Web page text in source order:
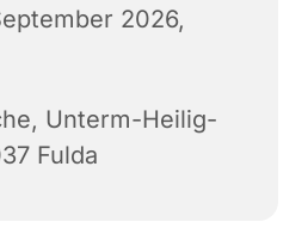
2026,
Unterm-Heilig-
Fulda